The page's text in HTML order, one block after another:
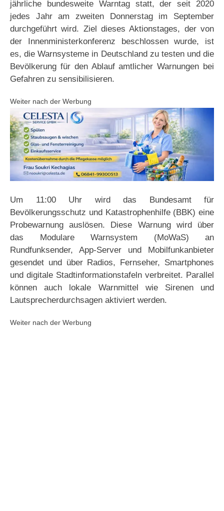
jährliche bundesweite Warntag statt, der seit 2020
jedes Jahr am zweiten Donnerstag im September
durchgeführt wird. Ziel dieses Aktionstages, der von
der Innenministerkonferenz beschlossen wurde, ist
es, die Warnsysteme in Deutschland zu testen und die
Bevölkerung für den Ablauf amtlicher Warnungen bei
Gefahren zu sensibilisieren.
Weiter nach der Werbung
Um 11:00 Uhr wird das Bundesamt für
Bevölkerungsschutz und Katastrophenhilfe (BBK) eine
Probewarnung auslösen. Diese Warnung wird über
das Modulare Warnsystem (MoWaS) an
Rundfunksender, App-Server und Mobilfunkanbieter
gesendet und über Radios, Fernseher, Smartphones
und digitale Stadtinformationstafeln verbreitet. Parallel
können auch lokale Warnmittel wie Sirenen und
Lautsprecherdurchsagen aktiviert werden.
Weiter nach der Werbung